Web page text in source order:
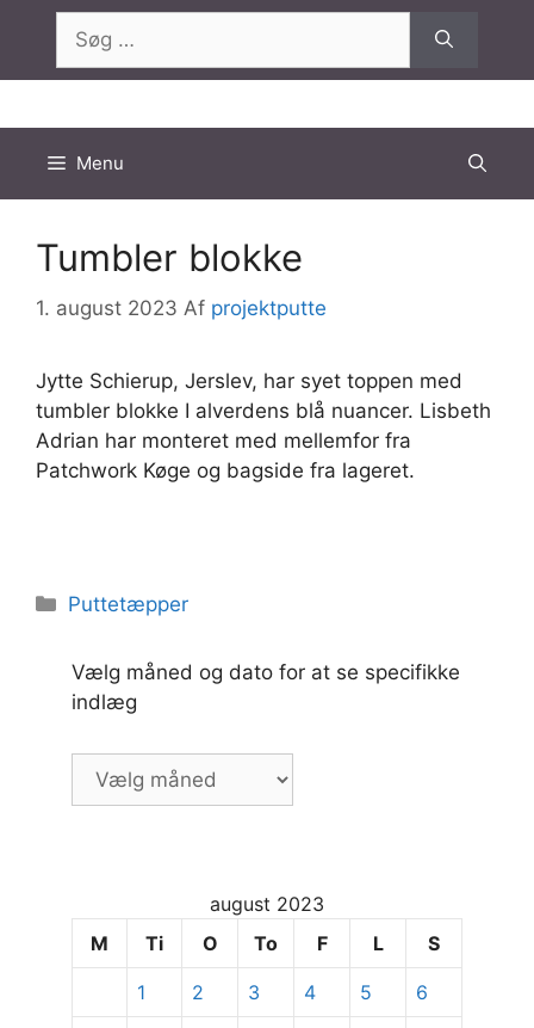
indhold
efter:
Menu
Tumbler blokke
1. august 2023 Af projektputte
Jytte Schierup, Jerslev, har syet toppen med
tumbler blokke I alverdens blå nuancer. Lisbeth
Adrian har monteret med mellemfor fra
Patchwork Køge og bagside fra lageret.
Kategorier
Puttetæpper
Vælg måned og dato for at se specifikke
indlæg
Vælg
måned
specifikke
august 2023
M
Ti O To F L S
1 2 3 4 5 6